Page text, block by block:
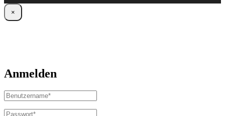
×
Anmelden
Benutzername
oder
E-Passwort*